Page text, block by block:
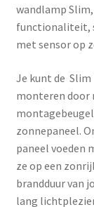
wandlamp
functionaliteit,
met sensor op
Je kunt de Slim
monteren door
zonnepaneel.
paneel voeden
ze op een
brandduur van
lang